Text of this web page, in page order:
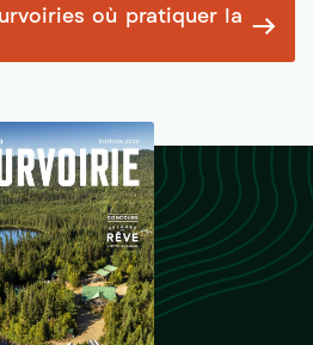
où pratiquer la